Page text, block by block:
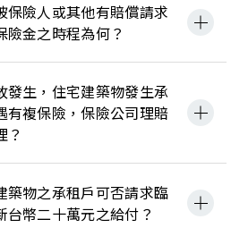
工程保險
責任保險
海上保險
保險人或其他有賠償請求
險金之時程為何？
發生，住宅建築物發生承
有複保險，保險公司理賠
？
築物之承租戶可否請求臨
台幣二十萬元之給付？